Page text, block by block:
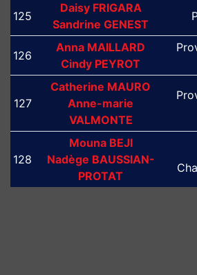
125
Daisy FRIGARA
Sandrine GENEST
126
Anna MAILLARD
Cindy PEYROT
127
Catherine MAURO
Anne-marie
VALMONTE
128
Mouna BEJI
Nadège BAUSSIAN-
PROTAT